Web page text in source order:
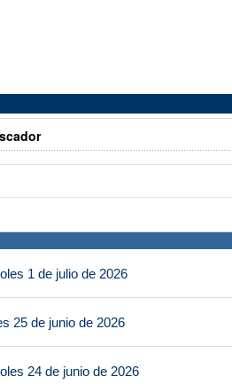
1 de julio de 2026
25 de junio de 2026
24 de junio de 2026